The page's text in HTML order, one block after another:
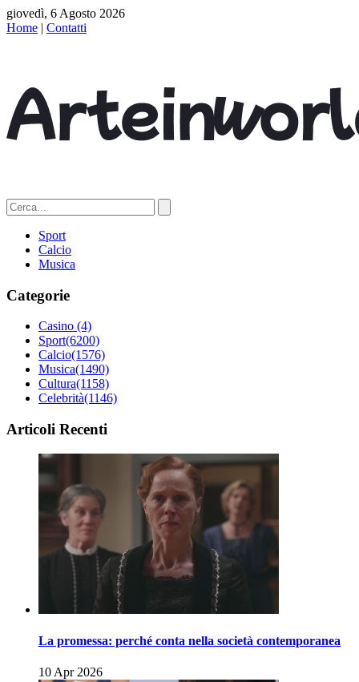
giovedì, 6 Agosto 2026
Home | Contatti
Sport
Calcio
Musica
Categorie
Casino (4)
Sport(6200)
Calcio(1576)
Musica(1490)
Cultura(1158)
Celebrità(1146)
Articoli Recenti
La promessa: perché conta nella società contemporanea
10 Apr 2026